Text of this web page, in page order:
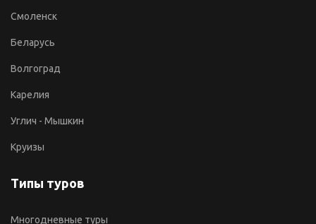
Смоленск
Беларусь
Волгоград
Карелия
Углич - Мышкин
Круизы
Типы туров
Многодневные туры